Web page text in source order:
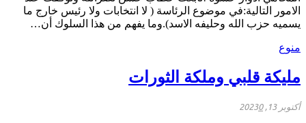
الامور التالية:في موضوع الرئاسة ( لا انتخابات ولا رئيس خارج ما
يسميه حزب الله وحليفه الاسد).وما يفهم من هذا السلوك أن…
منوع
مليكة قلبي وملكة الثورات
أكتوبر 13, 2023 0